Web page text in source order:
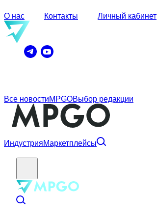
О нас Контакты Личный кабинет
Все новостиMPGOВыбор редакции
ИндустрияМаркетплейсы